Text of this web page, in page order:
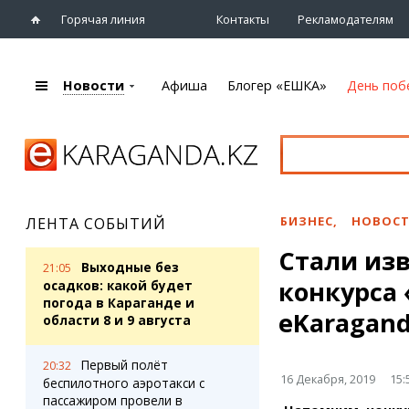
Горячая линия Контакты Рекламодателям
Караганды
eTV
Рассылка новостей
Персоны
Интервью
Афиша
Театры
Спорт
Выставки
Цирк и зоопарк
Блогер «ЕШКА»
Лента блогера
Web-камеры
Новости Афиша Блогер «ЕШКА» День
ЛЕНТА СОБЫТИЙ
21:05
Выходные без
осадков: какой будет
погода в Караганде и
области 8 и 9 августа
20:32
Первый полёт
беспилотного аэротакси с
пассажиром провели в
БИЗНЕС,
Стали
16 Декабря, 2019